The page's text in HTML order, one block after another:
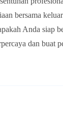
bersama
Anda siap
dan buat